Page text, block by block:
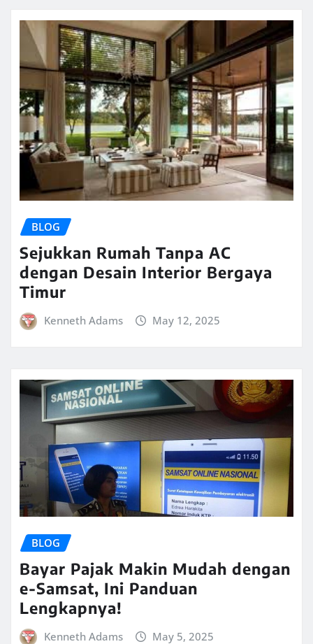
BLOG
Sejukkan Rumah Tanpa AC
dengan Desain Interior Bergaya
Timur
Kenneth Adams May 12, 2025
BLOG
Bayar Pajak Makin Mudah dengan
e-Samsat, Ini Panduan
Lengkapnya!
Kenneth Adams May 5, 2025